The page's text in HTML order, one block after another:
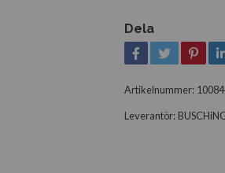
Dela
Artikelnummer:
Leverantör: